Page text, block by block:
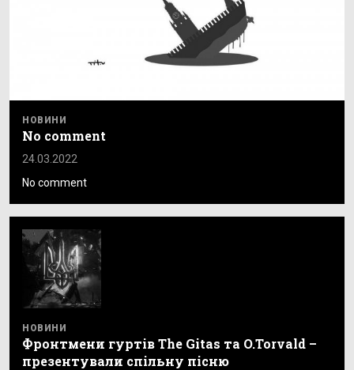
НОВИНИ
No comment
24.03.2022
No comment
НОВИНИ
Фронтмени гуртів The Gitas та O.Torvald –
презентували спільну пісню